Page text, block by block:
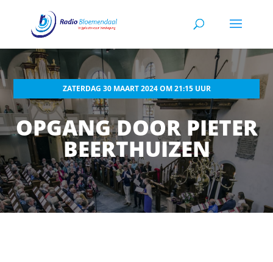
ZATERDAG 30 MAART 2024 OM 21:15 UUR
OPGANG DOOR PIETER
BEERTHUIZEN